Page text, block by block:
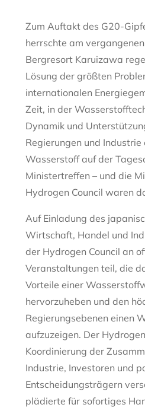
Zum Auftakt des G20-
herrschte am
Bergresort Karuizawa
Lösung der größten
internationalen
Zeit, in der
Dynamik und
Regierungen und
Wasserstoff auf der
Ministertreffen – und die
Hydrogen Council waren
Auf Einladung des
Wirtschaft, Handel und
der Hydrogen Council an
Veranstaltungen teil, die
Vorteile einer
hervorzuheben und den
Regierungsebenen einen
aufzuzeigen. Der
Koordinierung der
Industrie, Investoren und
Entscheidungsträgern
plädierte für sofortiges